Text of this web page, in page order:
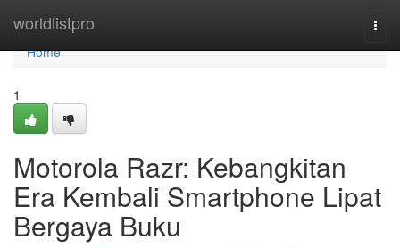
worldlistpro
Home
Home
1
Motorola Razr: Kebangkitan
Era Kembali Smartphone Lipat
Bergaya Buku